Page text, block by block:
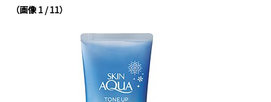
（画像 1 / 11）